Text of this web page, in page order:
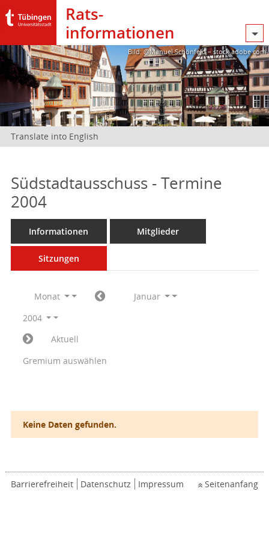
Rats­
informationen
Bild: @Manuel Schönfeld – stock.adobe.com
Translate into English
Südstadtausschuss - Termine
2004
Informationen Mitglieder
Sitzungen
Monat
Januar
2004
Aktuell
Gremium auswählen
Keine Daten gefunden.
Barrierefreiheit Datenschutz Impressum Seitenanfang